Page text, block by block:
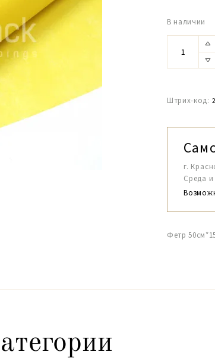
В наличии
Штрих-код:
г.
Среда и
Фетр